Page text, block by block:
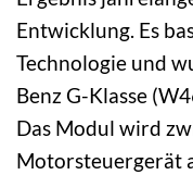
Entwicklung. Es
Technologie und
Benz G-Klasse
Das Modul wird
Motorsteuergerät